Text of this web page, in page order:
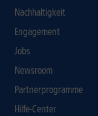
Nachhaltigkeit
Engagement
Jobs
Newsroom
Partnerprogramme
Hilfe-Center